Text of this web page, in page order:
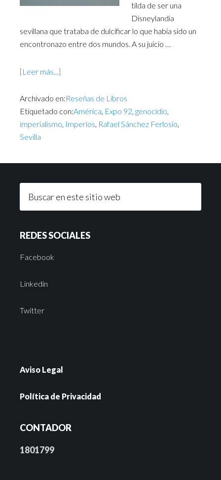
tilda de ser una
Disneylandia
sevillana que trataba de dulcificar lo que había sido un
encontronazo entre dos mundos. A su juicio …
[Leer más...]
Archivado en:Reseñas de Libros
Etiquetado con:América, Expo 92, genocidio,
imperialismo, Imperios, Rafael Sánchez Ferlosio,
Sevilla
REDES SOCIALES
Facebook
Linkedin
Twitter
Aviso Legal
Política de Privacidad
CONTADOR
1801799